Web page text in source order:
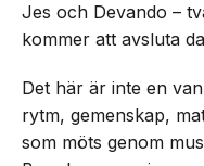
Jes och Devando –
kommer att avsluta
Det här är inte en
rytm, gemenskap,
som möts genom